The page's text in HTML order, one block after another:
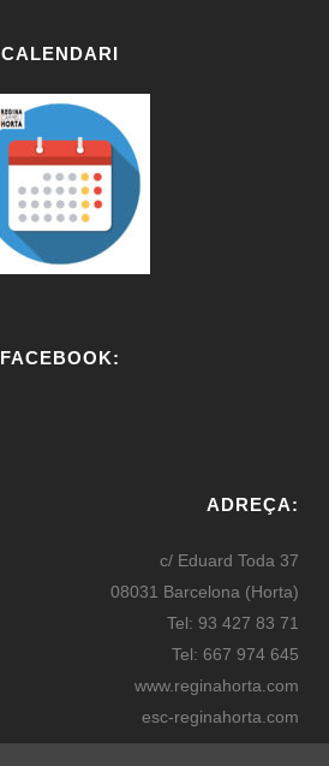
CALENDARI
FACEBOOK:
ADREÇA:
c/ Eduard Toda 37
08031 Barcelona (Horta)
Tel: 93 427 83 71
Tel: 667 974 645
www.reginahorta.com
esc-reginahorta.com
secretaria@reginahorta.com